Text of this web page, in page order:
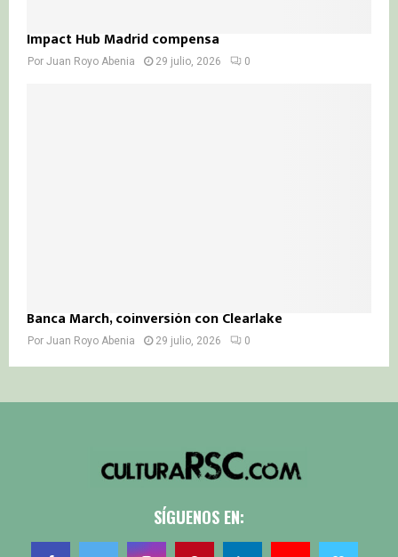
Impact Hub Madrid compensa
Por Juan Royo Abenia 29 julio, 2026 0
Banca March, coinversión con Clearlake
Por Juan Royo Abenia 29 julio, 2026 0
SÍGUENOS EN: